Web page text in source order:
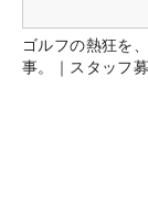
ゴルフの熱狂を
事。｜スタッフ